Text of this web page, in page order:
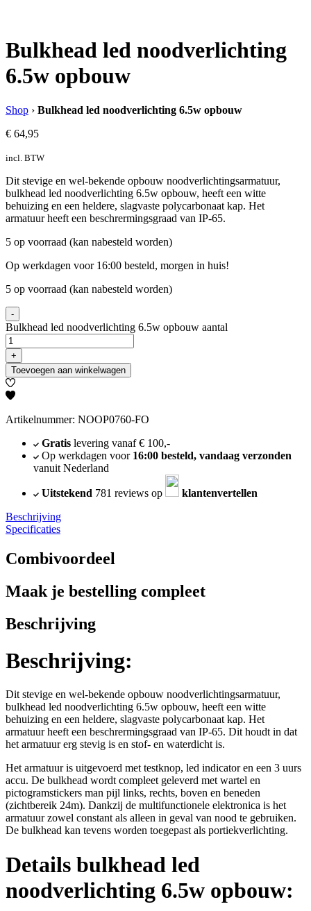
Bulkhead led noodverlichting
6.5w opbouw
Shop › Bulkhead led noodverlichting 6.5w opbouw
€ 64,95
incl. BTW
Dit stevige en wel-bekende opbouw noodverlichtingsarmatuur,
bulkhead led noodverlichting 6.5w opbouw, heeft een witte
behuizing en een heldere, slagvaste polycarbonaat kap. Het
armatuur heeft een beschrermingsgraad van IP-65.
5 op voorraad (kan nabesteld worden)
Op werkdagen voor 16:00 besteld, morgen in huis!
5 op voorraad (kan nabesteld worden)
-
Bulkhead led noodverlichting 6.5w opbouw aantal
+
Toevoegen aan winkelwagen
Artikelnummer: NOOP0760-FO
Gratislevering vanaf € 100,-
Op werkdagen voor 16:00 besteld, vandaag verzonden
vanuit Nederland
Uitstekend 781 reviews op
klantenvertellen
Beschrijving
Specificaties
Combivoordeel
Maak je bestelling compleet
Beschrijving
Beschrijving:
Dit stevige en wel-bekende opbouw noodverlichtingsarmatuur,
bulkhead led noodverlichting 6.5w opbouw, heeft een witte
behuizing en een heldere, slagvaste polycarbonaat kap. Het
armatuur heeft een beschrermingsgraad van IP-65. Dit houdt in dat
het armatuur erg stevig is en stof- en waterdicht is.
Het armatuur is uitgevoerd met testknop, led indicator en een 3 uurs
accu. De bulkhead wordt compleet geleverd met wartel en
pictogramstickers man pijl links, rechts, boven en beneden
(zichtbereik 24m). Dankzij de multifunctionele elektronica is het
armatuur zowel constant als alleen in geval van nood te gebruiken.
De bulkhead kan tevens worden toegepast als portiekverlichting.
Details bulkhead led
noodverlichting 6.5w opbouw: